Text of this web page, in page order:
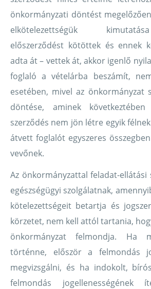
önkormányzati döntést
elkötelezettségük
előszerződést kötöttek és ennek
adta át – vettek át, akkor igenlő
foglaló a vételárba beszámít,
esetében, mivel az önkormányzat
döntése, aminek
szerződés nem jön létre egyik
átvett foglalót egyszeres
vevőnek.
Az önkormányzattal feladat-ellátási
egészségügyi szolgálatnak,
kötelezettségeit betartja és
körzetet, nem kell attól tartania,
önkormányzat felmondja. Ha
történne, először a felmondás
megvizsgálni, és ha indokolt,
felmondás jogellenességének